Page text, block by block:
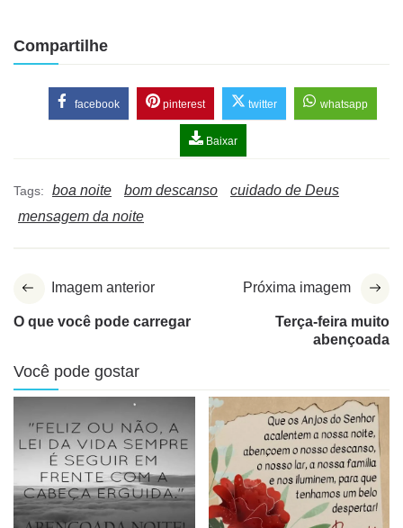
Compartilhe
facebook pinterest twitter whatsapp
Baixar
Tags: boa noite bom descanso
cuidado de Deus
mensagem da noite
Imagem anterior
O que você pode carregar
Próxima imagem
Terça-feira muito
abençoada
Você pode gostar